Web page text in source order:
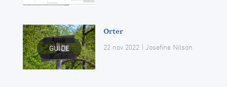
GUIDE
Orter
22 nov 2022 | Josefine Nilson